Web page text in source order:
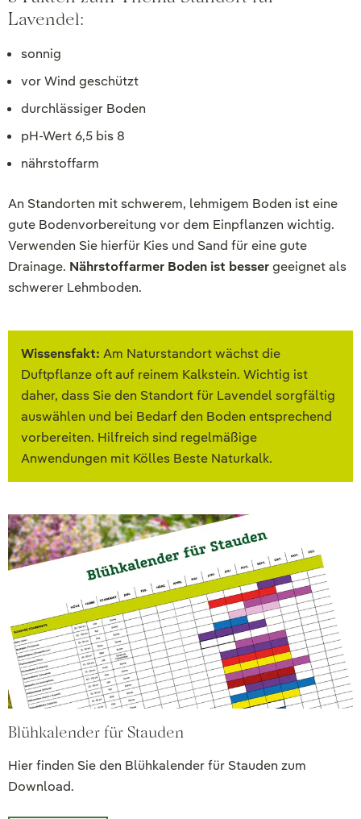
Lavendel:
sonnig
vor Wind geschützt
durchlässiger Boden
pH-Wert 6,5 bis 8
nährstoffarm
An Standorten mit schwerem, lehmigem Boden ist eine
gute Bodenvorbereitung vor dem Einpflanzen wichtig.
Verwenden Sie hierfür Kies und Sand für eine gute
Drainage. Nährstoffarmer Boden ist bessergeeignet als
schwerer Lehmboden.
Wissensfakt: Am Naturstandort wächst die
Duftpflanze oft auf reinem Kalkstein. Wichtig ist
daher, dass Sie den Standort für Lavendel sorgfältig
auswählen und bei Bedarf den Boden entsprechend
vorbereiten. Hilfreich sind regelmäßige
Anwendungen mit Kölles Beste Naturkalk.
Blühkalender für Stauden
Hier finden Sie den Blühkalender für Stauden zum
Download.